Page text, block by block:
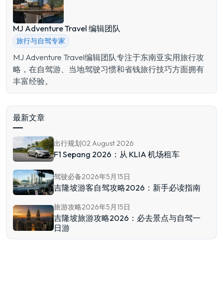
MJ Adventure Travel 编辑团队
旅行与自驾专家
MJ Adventure Travel编辑团队专注于东南亚实用旅行攻
略，在自驾游、当地驾驶习惯和省钱旅行技巧方面拥有
丰富经验。
最新文章
出行规划02 August 2026
F1 Sepang 2026：从 KLIA 机场租车
驾驶必备2026年5月15日
吉隆坡游客自驾攻略2026：新手必读指南
旅游攻略2026年5月15日
吉隆坡旅游攻略2026：必去景点与自驾一
日游